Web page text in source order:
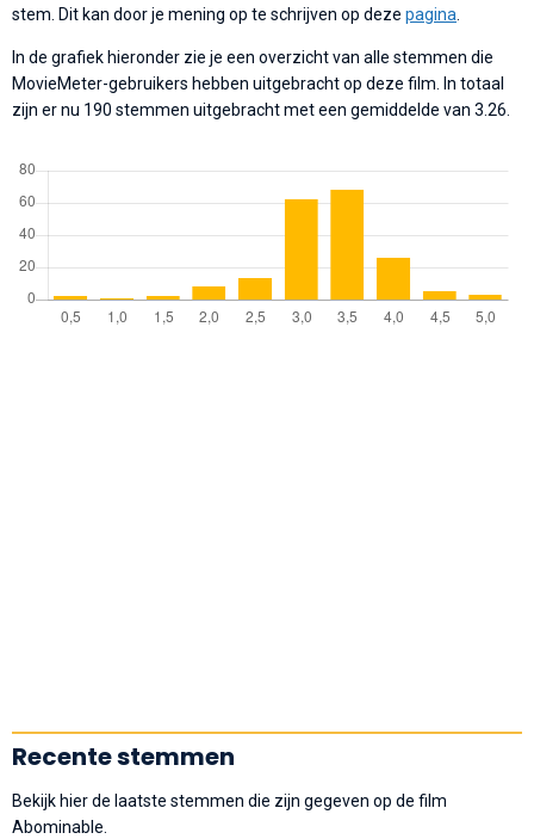
stem. Dit kan door je mening op te schrijven op deze pagina.
In de grafiek hieronder zie je een overzicht van alle stemmen die
MovieMeter-gebruikers hebben uitgebracht op deze film. In totaal
zijn er nu 190 stemmen uitgebracht met een gemiddelde van 3.26.
Recente stemmen
Bekijk hier de laatste stemmen die zijn gegeven op de film
Abominable.